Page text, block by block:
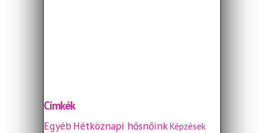
Címkék
EgyébHétköznapi hősnőinkKépzések